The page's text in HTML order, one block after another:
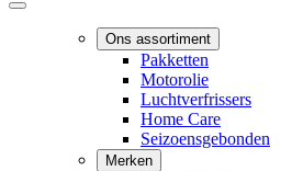
Ons assortiment
Pakketten
Motorolie
Luchtverfrissers
Home Care
Seizoensgebonden
Merken